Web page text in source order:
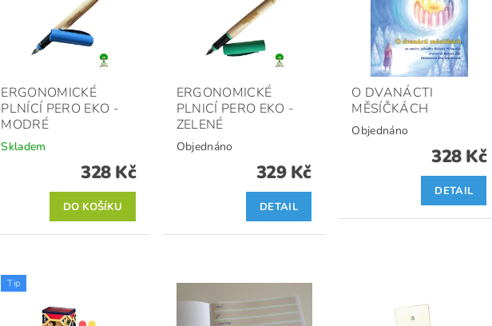
ERGONOMICKÉ
PLNÍCÍ PERO EKO -
MODRÉ
Skladem
328 Kč
ERGONOMICKÉ
PLNICÍ PERO EKO -
ZELENÉ
Objednáno
329 Kč
DETAIL
O DVANÁCTI
MĚSÍČKÁCH
Objednáno
328 Kč
DETAIL
Tip